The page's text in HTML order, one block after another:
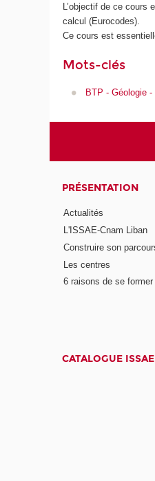
L’objectif de ce
calcul (Eurocodes).
Ce cours est
Mots-clés
BTP - Géologie
PRÉSENTATION
Actualités
L'ISSAE-Cnam Liban
Construire son
Les centres
6 raisons de se former
CATALOGUE